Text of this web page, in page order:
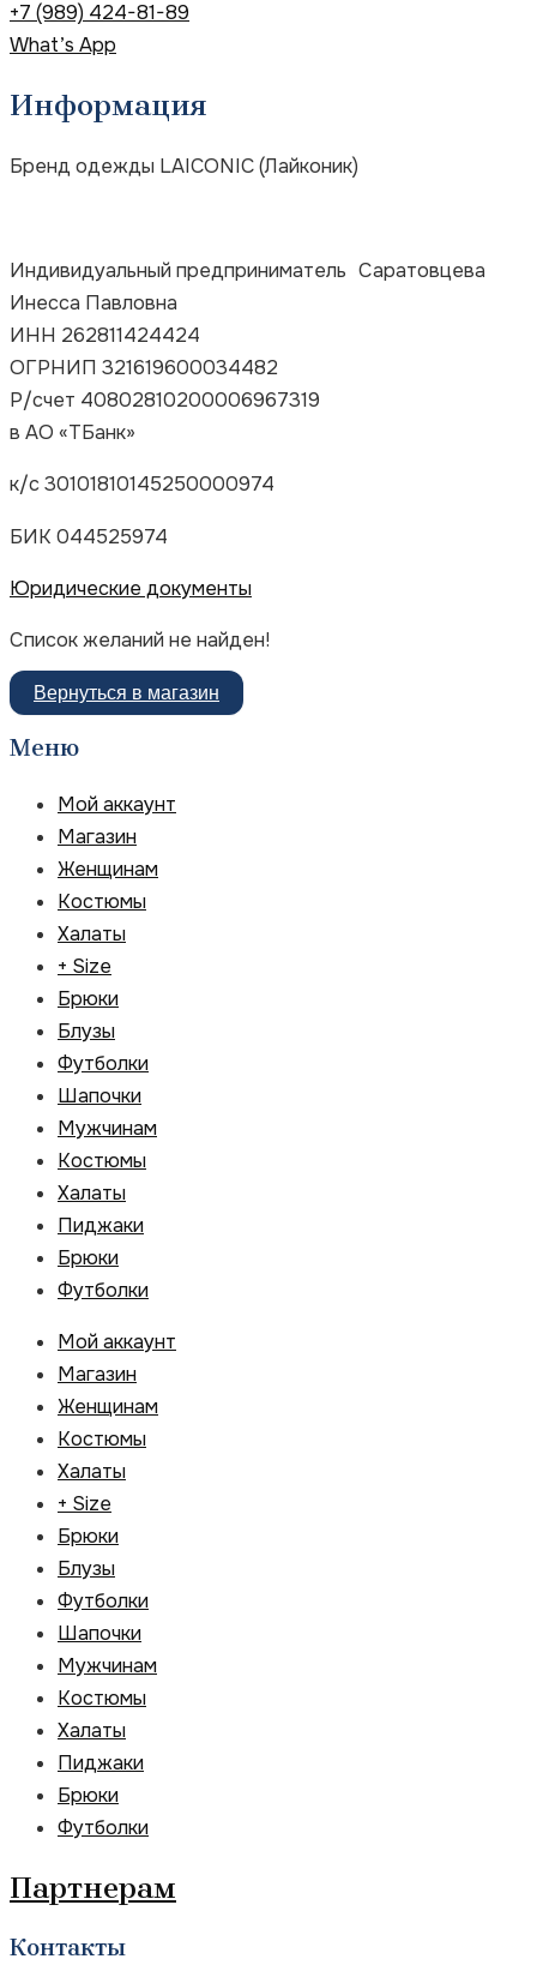
+7 (989) 424-81-89
What’s App
Информация
Бренд одежды LAICONIC (Лайконик)
Индивидуальный предприниматель Саратовцева
Инесса Павловна
ИНН 262811424424
ОГРНИП 321619600034482
Р/счет 40802810200006967319
в АО «ТБанк»
к/с30101810145250000974
БИК 044525974
Юридические документы
Список желаний не найден!
Вернуться в магазин
Меню
Мой аккаунт
Магазин
Женщинам
Костюмы
Халаты
+ Size
Брюки
Блузы
Футболки
Шапочки
Мужчинам
Костюмы
Халаты
Пиджаки
Брюки
Футболки
Мой аккаунт
Магазин
Женщинам
Костюмы
Халаты
+ Size
Брюки
Блузы
Футболки
Шапочки
Мужчинам
Костюмы
Халаты
Пиджаки
Брюки
Футболки
Партнерам
Контакты